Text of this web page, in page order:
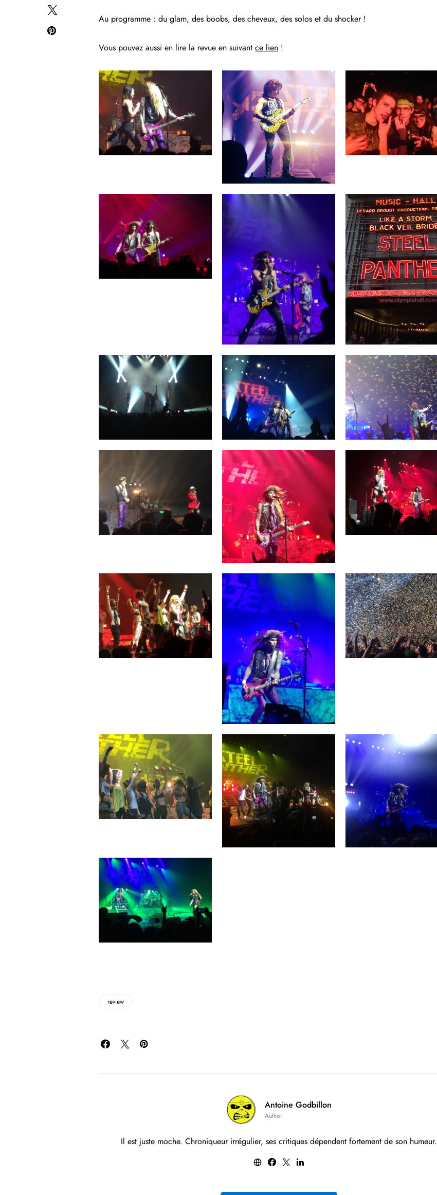
Au programme : du glam, des boobs, des cheveux, des solos et du shocker !
Vous pouvez aussi en lire la revue en suivant ce lien !
review
Antoine Godbillon
Author
Il est juste moche. Chroniqueur irrégulier, ses critiques dépendent fortement de son humeur.